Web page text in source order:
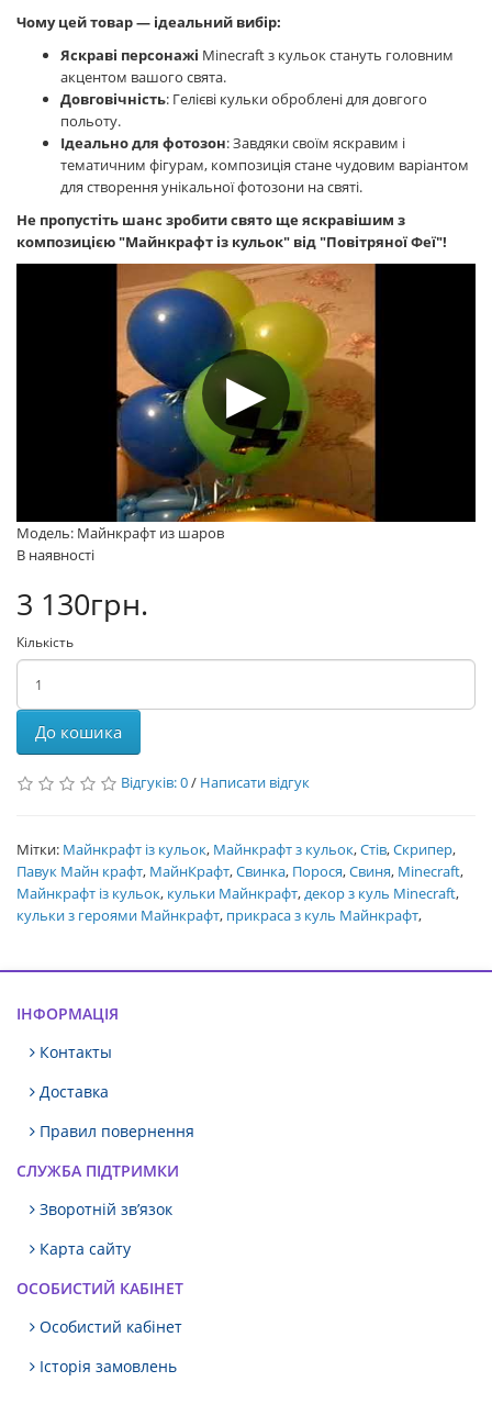
Чому цей товар — ідеальний вибір:
Яскраві персонажі Minecraft з кульок стануть головним
акцентом вашого свята.
Довговічність: Гелієві кульки оброблені для довгого
польоту.
Ідеально для фотозон: Завдяки своїм яскравим і
тематичним фігурам, композиція стане чудовим варіантом
для створення унікальної фотозони на святі.
Не пропустіть шанс зробити свято ще яскравішим з
композицією "Майнкрафт із кульок" від "Повітряної Феї"!
Модель: Майнкрафт из шаров
В наявності
3 130грн.
Кількість
До кошика
Відгуків: 0/ Написати відгук
Мітки: Майнкрафт із кульок, Майнкрафт з кульок,Стів,Скрипер,
Павук Майн крафт, МайнКрафт,Свинка, Порося,Свиня, Minecraft,
Майнкрафт із кульок, кульки Майнкрафт,декор з куль Minecraft,
кульки з героями Майнкрафт, прикраса з куль Майнкрафт,
ІНФОРМАЦІЯ
Контакты
Доставка
Правил повернення
СЛУЖБА ПІДТРИМКИ
Зворотній зв’язок
Карта сайту
ОСОБИСТИЙ КАБІНЕТ
Особистий кабінет
Історія замовлень